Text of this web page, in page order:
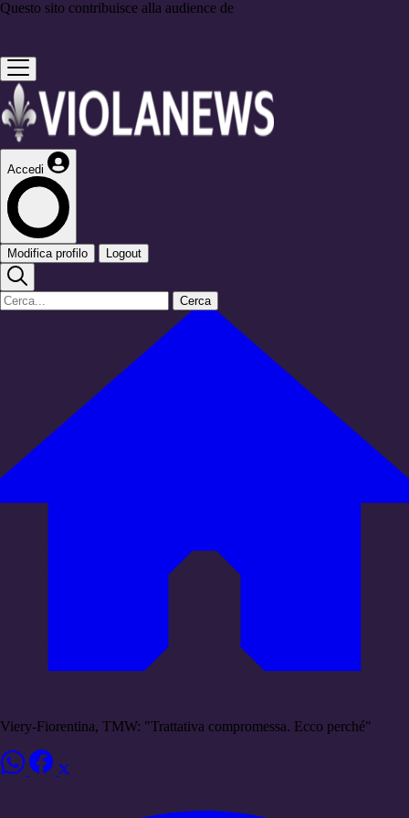
Questo sito contribuisce alla audience de
Accedi
Modifica profilo Logout
Cerca
Viery-Fiorentina, TMW: "Trattativa compromessa. Ecco perché"